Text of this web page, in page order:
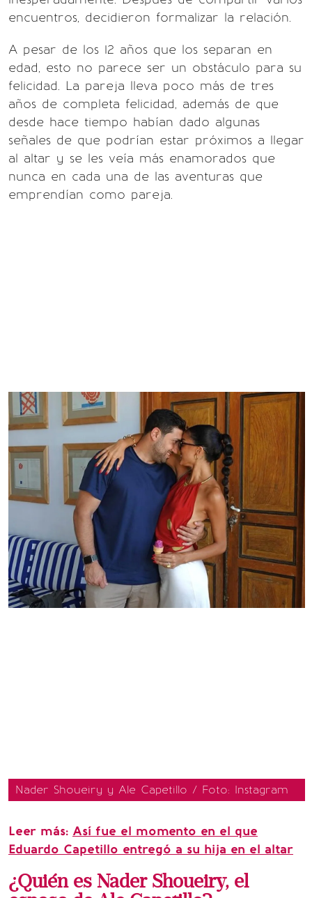
encuentros, decidieron formalizar la relación.
A pesar de los 12 años que los separan en
edad, esto no parece ser un obstáculo para su
felicidad. La pareja lleva poco más de tres
años de completa felicidad, además de que
desde hace tiempo habían dado algunas
señales de que podrían estar próximos a llegar
al altar y se les veía más enamorados que
nunca en cada una de las aventuras que
emprendían como pareja.
Nader Shoueiry y Ale Capetillo / Foto: Instagram
Leer más: Así fue el momento en el que
Eduardo Capetillo entregó a su hija en el altar
¿Quién es Nader Shoueiry, el